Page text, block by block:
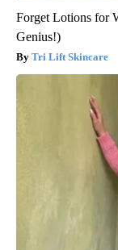
Forget Lotions for
Genius!)
Tri Lift Skincare